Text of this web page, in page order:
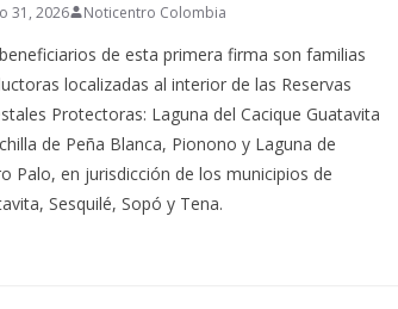
31, 2026 Noticentro Colombia
de esta primera firma son familias
localizadas al interior de las Reservas
Protectoras: Laguna del Cacique Guatavita
de Peña Blanca, Pionono y Laguna de
Palo, en jurisdicción de los municipios de
Sesquilé, Sopó y Tena.